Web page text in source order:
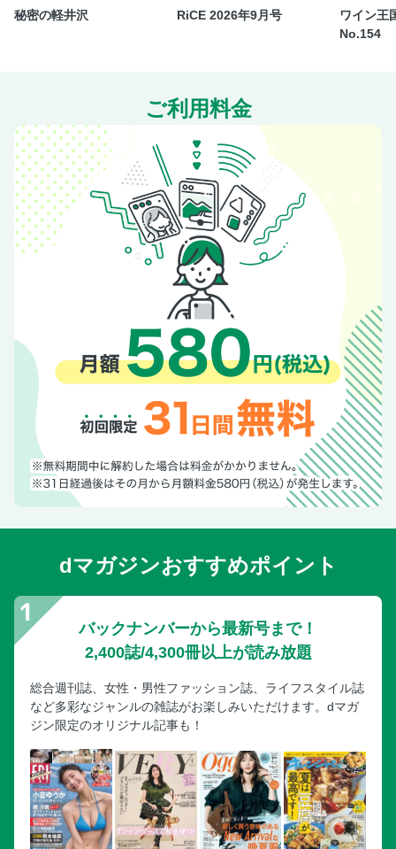
秘密の軽井沢 RiCE 2026年9月号
ワイン王
No.154
ご利用料金
dマガジンおすすめポイント
バックナンバーから最新号まで！
2,400誌/4,300冊以上が読み放題
総合週刊誌、女性・男性ファッション誌、ライフスタイル誌
など多彩なジャンルの雑誌がお楽しみいただけます。dマガ
ジン限定のオリジナル記事も！